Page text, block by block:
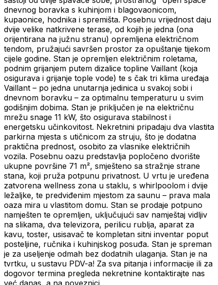
dnevnog boravka s kuhinjom i blagovaonicom,
kupaonice, hodnika i spremišta. Posebnu vrijednost daju
dvije velike natkrivene terase, od kojih je jedna (ona
orijentirana na južnu stranu) opremljena električnom
tendom, pružajući savršen prostor za opuštanje tijekom
cijele godine. Stan je opremljen električnim roletama,
podnim grijanjem putem dizalice topline Vaillant (koja
osigurava i grijanje tople vode) te s čak tri klima uređaja
Vaillant – po jedna unutarnja jedinica u svakoj sobi i
dnevnom boravku – za optimalnu temperaturu u svim
godišnjim dobima. Stan je priključen je na električnu
mrežu snage 11 kW, što osigurava stabilnost i
energetsku učinkovitost. Nekretnini pripadaju dva vlastita
parkirna mjesta s utičnicom za struju, što je dodatna
praktična prednost, osobito za vlasnike električnih
vozila. Posebnu oazu predstavlja popločeno dvorište
ukupne površine 71 m², smješteno sa stražnje strane
stana, koji pruža potpunu privatnost. U vrtu je uređena
zatvorena wellness zona u staklu, s whirlpoolom i dvije
ležaljke, te predviđenim mjestom za saunu – prava mala
oaza mira u vlastitom domu. Stan se prodaje potpuno
namješten te opremljen, uključujući sav namještaj vidljiv
na slikama, dva televizora, perilicu rublja, aparat za
kavu, toster, usisavač te kompletan sitni inventar poput
posteljine, ručnika i kuhinjskog posuđa. Stan je spreman
je za useljenje odmah bez dodatnih ulaganja. Stan je na
tvrtku, u sustavu PDV-a! Za sva pitanja i informacije ili za
dogovor termina pregleda nekretnine kontaktirajte nas